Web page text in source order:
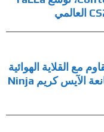
مع القلاية الهوائية
Ninja Dual Zone Air Fryer وصانعة الآيس كريم Ninja